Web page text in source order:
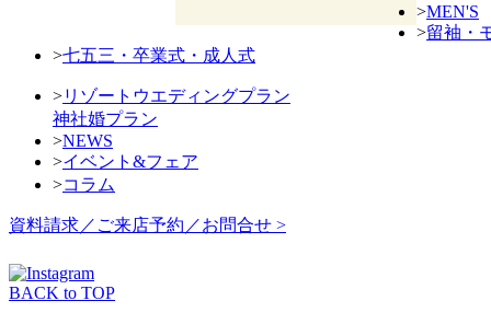
>MEN'S
>留袖・
>七五三・卒業式・成人式
>リゾートウエディングプラン
神社婚プラン
>NEWS
>イベント&フェア
>コラム
資料請求／ご来店予約／お問合せ >
BACK to TOP